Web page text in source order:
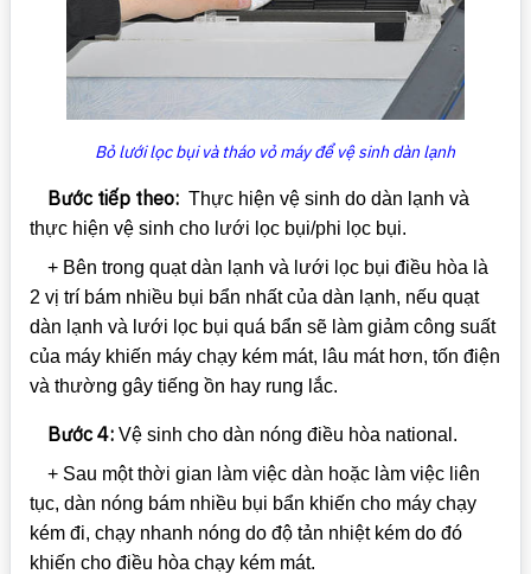
Bỏ lưới lọc bụi và tháo vỏ máy để vệ sinh dàn lạnh
Bước tiếp theo: Thực hiện vệ sinh do dàn lạnh và
thực hiện vệ sinh cho lưới lọc bụi/phi lọc bụi.
+ Bên trong quạt dàn lạnh và lưới lọc bụi điều hòa là
2 vị trí bám nhiều bụi bẩn nhất của dàn lạnh, nếu quạt
dàn lạnh và lưới lọc bụi quá bẩn sẽ làm giảm công suất
của máy khiến máy chạy kém mát, lâu mát hơn, tốn điện
và thường gây tiếng ồn hay rung lắc.
Bước 4: Vệ sinh cho dàn nóng điều hòa national.
+ Sau một thời gian làm việc dàn hoặc làm việc liên
tục, dàn nóng bám nhiều bụi bẩn khiến cho máy chạy
kém đi, chạy nhanh nóng do độ tản nhiệt kém do đó
khiến cho điều hòa chạy kém mát.